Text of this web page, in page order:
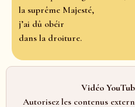
la suprême Majesté,
j’ai dû obéir
dans la droiture.
Vidéo
Autorisez les contenus